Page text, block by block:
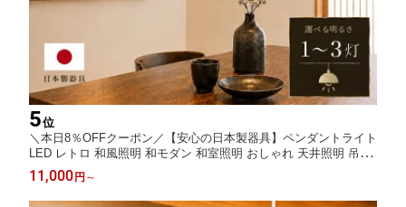
5位
＼本日8％OFFクーポン／【安心の日本製器具】ペンダントライト
LED レトロ 和風照明 和モダン 和室照明 おしゃれ 天井照明 吊り
下げ リビング 2灯 3灯 4畳半 6畳 8畳 10畳 LED対応 ペンダント照
明 和風ペンダントライト 照明器具 布シェード ランプシェード か
ぼちゃ
11,000円 ～